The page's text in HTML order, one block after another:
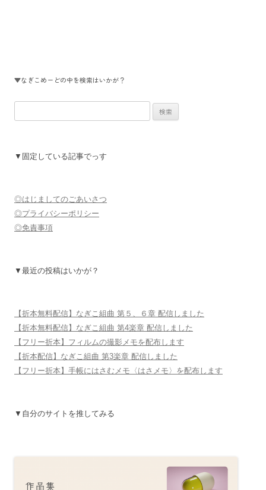
▼なぎこめーどの中を検索はいかが？
索:
▼固定している記事でっす
◎はじましてのごあいさつ
◎プライバシーポリシー
◎免責事項
▼最近の投稿はいかが？
【折本無料配信】なぎこ組曲 第５、６章 配信しました
【折本無料配信】なぎこ組曲 第4楽章 配信しました
【フリー折本】フィルムの撮影メモを配布します
【折本配信】なぎこ組曲 第3楽章 配信しました
【フリー折本】手帳にはさむメモ〈はさメモ〉を配布します
▼自分のサイトを推してみる